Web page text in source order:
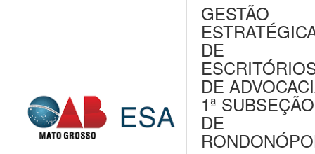
GESTÃO
DE
DE
1ª SUBSEÇÃO
DE